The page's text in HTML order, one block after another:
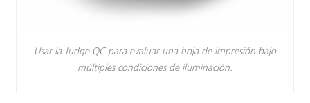
Usar la Judge QC para evaluar una hoja de impresión bajo
múltiples condiciones de iluminación.